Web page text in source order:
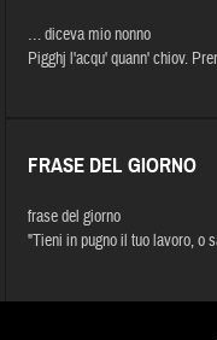
… diceva mio nonno
Pigghj l'acqu' quann' chiov.
FRASE DEL GIORNO
frase del giorno
"Tieni in pugno il tuo lavoro, o